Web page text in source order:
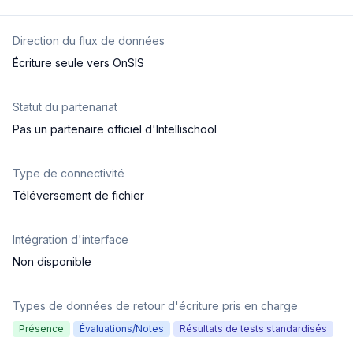
Direction du flux de données
Écriture seule vers OnSIS
Statut du partenariat
Pas un partenaire officiel d'Intellischool
Type de connectivité
Téléversement de fichier
Intégration d'interface
Non disponible
Types de données de retour d'écriture pris en charge
Présence Évaluations/Notes Résultats de tests standardisés